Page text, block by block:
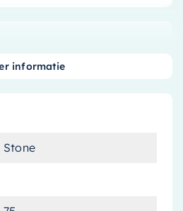
topkwaliteit. Het
Stone
informatie